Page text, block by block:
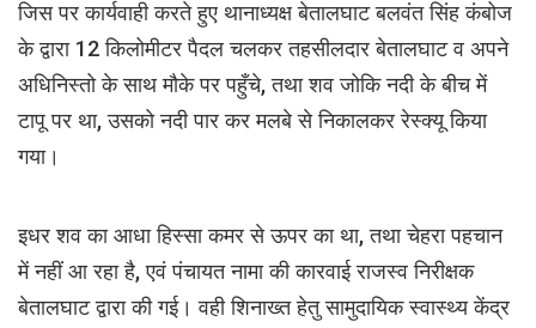
जिस पर कार्यवाही करते हुए थानाध्यक्ष बेतालघाट बलवंत सिंह कंबोज
के द्वारा 12 किलोमीटर पैदल चलकर तहसीलदार बेतालघाट व अपने
अधिनिस्तो के साथ मौके पर पहुँचे, तथा शव जोकि नदी के बीच में
टापू पर था, उसको नदी पार कर मलबे से निकालकर रेस्क्यू किया
गया।
इधर शव का आधा हिस्सा कमर से ऊपर का था, तथा चेहरा पहचान
में नहीं आ रहा है, एवं पंचायत नामा की कारवाई राजस्व निरीक्षक
बेतालघाट द्वारा की गई। वही शिनाख्त हेतु सामुदायिक स्वास्थ्य केंद्र